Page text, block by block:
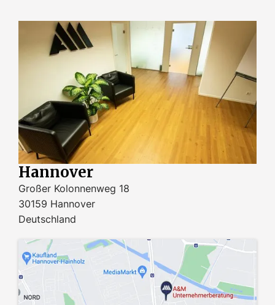
Hannover
Großer Kolonnenweg 18
30159 Hannover
Deutschland